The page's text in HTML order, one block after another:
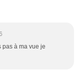
pas à ma vue je